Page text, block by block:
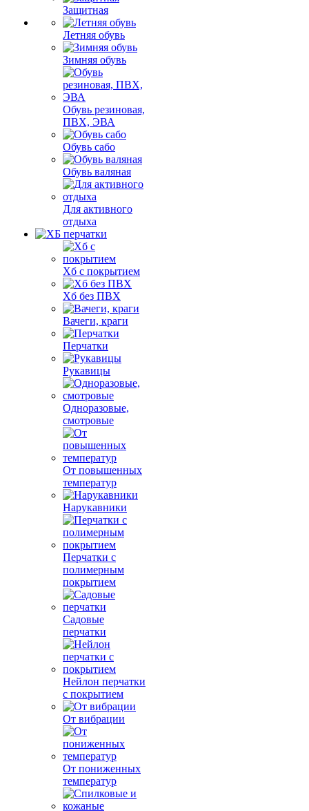
Защитная
Летняя обувь
Зимняя обувь
Обувь резиновая,
ПВХ, ЭВА
Обувь сабо
Обувь валяная
Для активного
отдыха
Хб с покрытием
Хб без ПВХ
Вачеги, краги
Перчатки
Рукавицы
Одноразовые,
смотровые
От повышенных
температур
Нарукавники
Перчатки с
полимерным
покрытием
Садовые
перчатки
Нейлон перчатки
с покрытием
От вибрации
От пониженных
температур